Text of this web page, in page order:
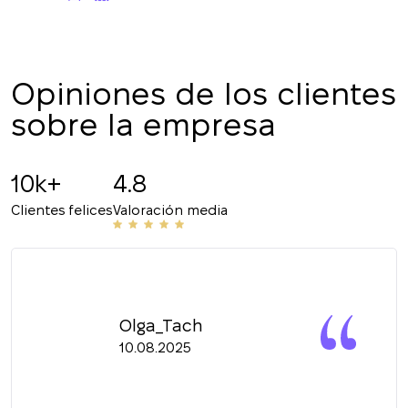
Opiniones de los clientes
sobre la empresa
10k+
Clientes felices
4.8
Valoración media
Olga_Tach
10.08.2025